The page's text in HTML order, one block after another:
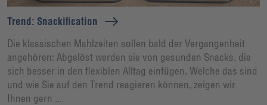
Trend: Snackification
Die klassischen Mahlzeiten sollen bald der Vergangenheit
angehören: Abgelöst werden sie von gesunden Snacks, die
sich besser in den flexiblen Alltag einfügen. Welche das sind
und wie Sie auf den Trend reagieren können, zeigen wir
Ihnen gern ...